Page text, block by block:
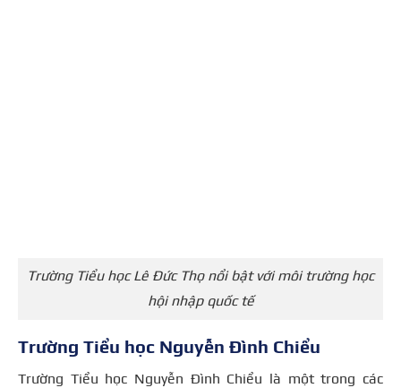
Trường Tiểu học Lê Đức Thọ nổi bật với môi trường học
hội nhập quốc tế
Trường Tiểu học Nguyễn Đình Chiểu
Trường Tiểu học Nguyễn Đình Chiểu là một trong các